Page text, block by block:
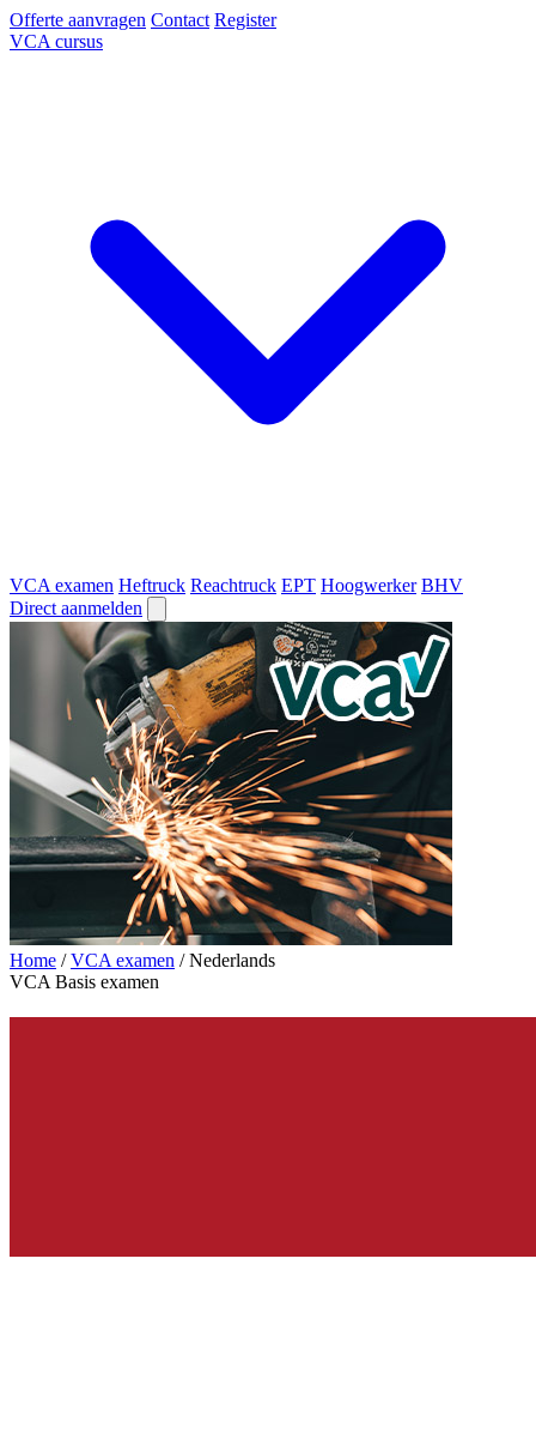
Offerte aanvragen Contact Register
VCA cursus
VCA examen Heftruck Reachtruck EPT Hoogwerker BHV
Direct aanmelden
Home / VCA examen / Nederlands
VCA Basis examen